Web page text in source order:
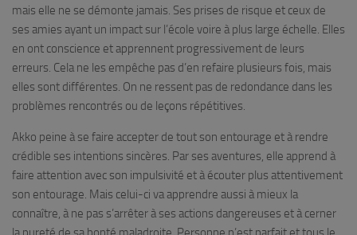
mais elle ne se démonte jamais. Ses prises de risque et ceux de
ses amies ayant un impact sur l’école voire à plus large échelle. Elles
en ont conscience et apprennent progressivement de leurs
erreurs. Cela ne les empêche pas d’en refaire plusieurs fois, mais
elles sont différentes. On ne ressent pas de redondance dans les
problèmes rencontrés ou de leçons répétitives.
Akko peine à se faire accepter de tout son entourage et à rendre
crédible ses intentions sincères. Par ses aventures, elle apprend à
faire attention avec son impulsivité et à écouter plus attentivement
son entourage. Mais celui-ci va apprendre aussi à mieux la
connaître, à ne pas s’arrêter à ses actions dangereuses et à cerner